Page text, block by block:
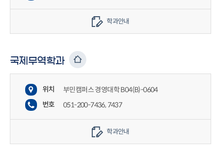
학과안내
국제무역학과
위치
부민캠퍼스 경영대학 B04(B)-0604
번호
051-200-7436, 7437
학과안내